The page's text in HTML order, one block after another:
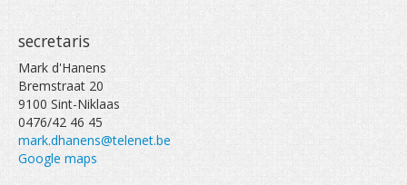
secretaris
Mark d'Hanens
Bremstraat 20
9100 Sint-Niklaas
0476/42 46 45
mark.dhanens@telenet.be
Google maps